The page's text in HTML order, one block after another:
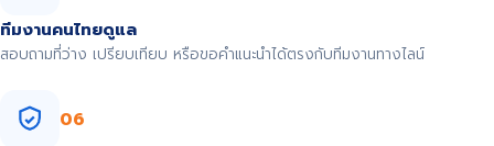
ทีมงานคนไทยดูแล
สอบถามที่ว่าง เปรียบเทียบ หรือขอคำแนะนำได้ตรงกับทีมงานทางไลน์
06